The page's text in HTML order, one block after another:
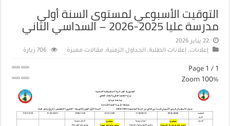
التوقيت الأسبوعي لمستوى السنة أولى
مدرسة عليا 2025-2026 – السداسي الثاني
22 يناير 2026
إعلانات, إعلانات الطلبة, الجداول الزمنية, مقالات مميزة 706 زيارة
Page 1 / 1
Zoom 100%